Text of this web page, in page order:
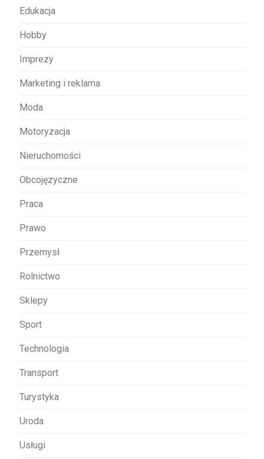
Edukacja
Hobby
Imprezy
Marketing i reklama
Moda
Motoryzacja
Nieruchomości
Obcojęzyczne
Praca
Prawo
Przemysł
Rolnictwo
Sklepy
Sport
Technologia
Transport
Turystyka
Uroda
Usługi